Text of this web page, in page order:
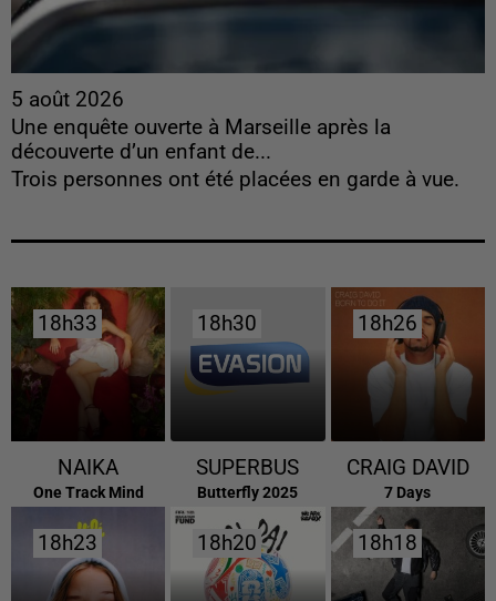
5 août 2026
Une enquête ouverte à Marseille après la
découverte d’un enfant de...
Trois personnes ont été placées en garde à vue.
18h33
18h33
NAIKA
One Track Mind
18h30
18h30
SUPERBUS
Butterfly 2025
18h26
18h26
CRAIG DAVID
7 Days
18h23
18h23 18h20
18h20 18h18
18h18